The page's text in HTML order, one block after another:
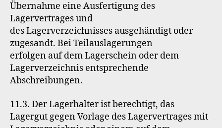
Übernahme eine Ausfertigung des
Lagervertrages und
des Lagerverzeichnisses ausgehändigt oder
zugesandt. Bei Teilauslagerungen
erfolgen auf dem Lagerschein oder dem
Lagerverzeichnis entsprechende
Abschreibungen.
11.3. Der Lagerhalter ist berechtigt, das
Lagergut gegen Vorlage des Lagervertrages mit